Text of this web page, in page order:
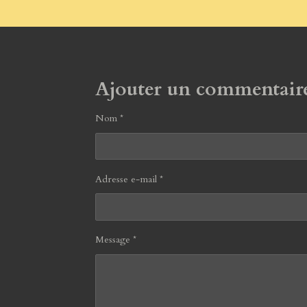
Ajouter un
Nom *
Adresse e-mail *
Message *